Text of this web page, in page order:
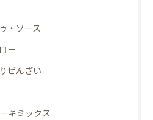
・ソース
ー
ぜんざい
キミックス